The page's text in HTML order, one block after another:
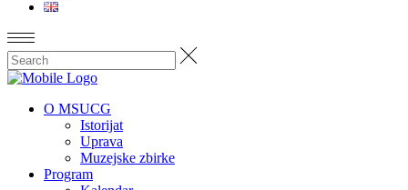
O MSUCG
Istorijat
Uprava
Muzejske zbirke
Program